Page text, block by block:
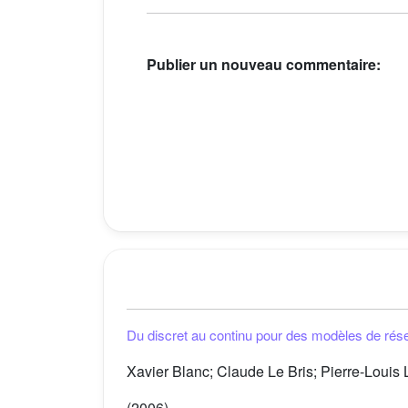
Publier un nouveau commentaire:
Du discret au continu pour des modèles de
Xavier Blanc; Claude Le Bris; Pierre-Louis